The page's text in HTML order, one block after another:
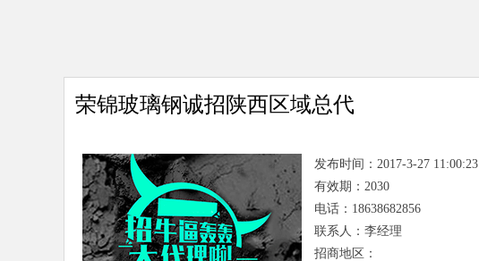
荣锦玻璃钢诚招陕西区域总代
发布时间：2017-3-27 11:00:23
有效期：2030
电话：18638682856
联系人：李经理
招商地区：